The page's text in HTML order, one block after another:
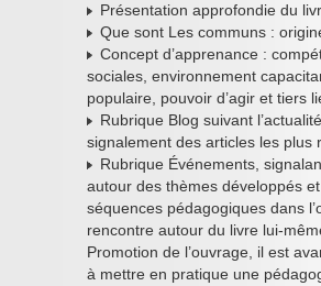
Présentation approfondie du
Que sont Les communs :
Concept d’apprenance :
sociales, environnement
populaire, pouvoir d’agir et tiers
Rubrique Blog suivant
signalement des articles les plus
Rubrique Événements,
autour des thèmes développés
séquences pédagogiques dans
rencontre autour du livre lui-
Promotion de l’ouvrage, il est
à mettre en pratique une